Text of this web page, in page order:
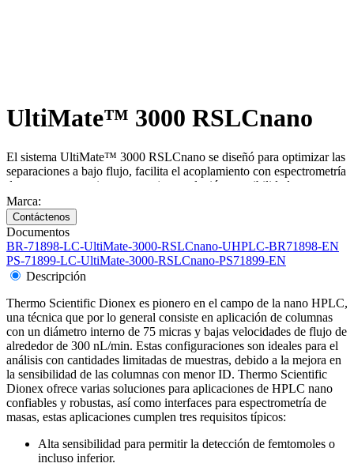
UltiMate™ 3000 RSLCnano
El sistema UltiMate™ 3000 RSLCnano se diseñó para optimizar las
separaciones a bajo flujo, facilita el acoplamiento con espectrometría
de masas, proporciona una mejor resolución, sensibilidad y
selectividad para las aplicaciones de LC nano y proteómica.
Marca:
Documentos
BR-71898-LC-UltiMate-3000-RSLCnano-UHPLC-BR71898-EN
PS-71899-LC-UltiMate-3000-RSLCnano-PS71899-EN
Descripción
Thermo Scientific Dionex es pionero en el campo de la nano HPLC,
una técnica que por lo general consiste en aplicación de columnas
con un diámetro interno de 75 micras y bajas velocidades de flujo de
alrededor de 300 nL/min. Estas configuraciones son ideales para el
análisis con cantidades limitadas de muestras, debido a la mejora en
la sensibilidad de las columnas con menor ID. Thermo Scientific
Dionex ofrece varias soluciones para aplicaciones de HPLC nano
confiables y robustas, así como interfaces para espectrometría de
masas, estas aplicaciones cumplen tres requisitos típicos:
Alta sensibilidad para permitir la detección de femtomoles o
incluso inferior.